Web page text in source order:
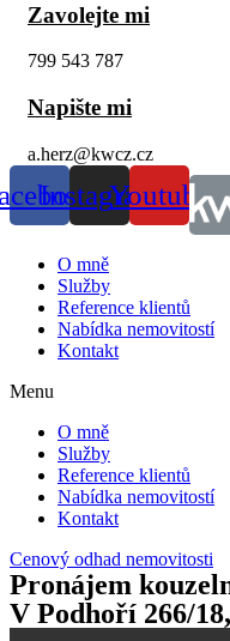
Zavolejte mi
799 543 787
Napište mi
a.herz@kwcz.cz
InstagramYoutube
O mně
Služby
Reference klientů
Nabídka nemovitostí
Kontakt
Menu
O mně
Služby
Reference klientů
Nabídka nemovitostí
Kontakt
Cenový odhad nemovitosti
Pronájem
V Podhoří 266/